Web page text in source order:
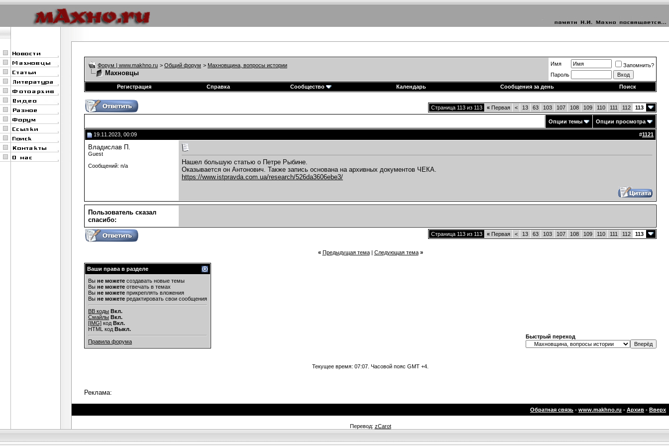
Форум | www.makhno.ru > Общий форум > Махновщина, вопросы истории
Махновцы
Имя
Запомнить?
Пароль
Регистрация
Справка Сообщество Календарь Сообщения за день Поиск
Страница 113 из 113 « Первая < 13 63 103 107 108 109 110 111 112 113
Опции темы Опции просмотра
19.11.2023, 00:09 #1121
Владислав П.
Guest
Сообщений: n/a
Нашел большую статью о Петре Рыбине.
Оказывается он Антонович. Также запись основана на архивных документов ЧЕКА.
https://www.istpravda.com.ua/research/526da3606ebe3/
Пользователь сказал
cпасибо:
Страница 113 из 113 « Первая < 13 63 103 107 108 109 110 111 112 113
« Предыдущая тема| Следующая тема »
Ваши права в разделе
Вы не можете создавать новые темы
Вы не можете отвечать в темах
Вы не можете прикреплять вложения
Вы не можете редактировать свои сообщения
BB коды Вкл.
Смайлы Вкл.
[IMG] код Вкл.
HTML код Выкл.
Правила форума
Быстрый переход
Текущее время: 07:07 . Часовой пояс GMT +4.
Реклама:
Обратная связь - www.makhno.ru - Архив - Вверх
Перевод: zCarot